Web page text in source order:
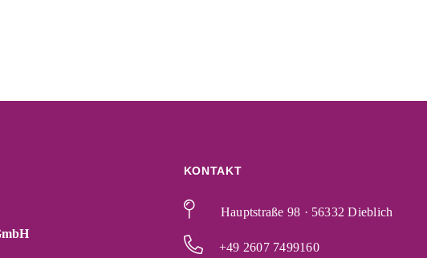
KONTAKT
Hauptstraße 98 · 56332 Dieblich
+49 2607 7499160